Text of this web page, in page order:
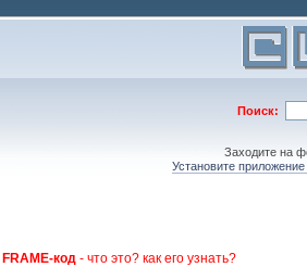
Поиск:
Заходите на
Установите
код - что это? как его узнать?